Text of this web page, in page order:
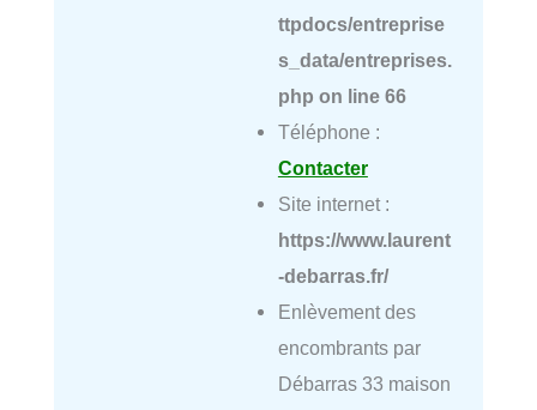
ttpdocs/entreprise
s_data/entreprises.
php on line 66
Téléphone :
Contacter
Site internet :
https://www.laurent
-debarras.fr/
Enlèvement des
encombrants par
Débarras 33 maison